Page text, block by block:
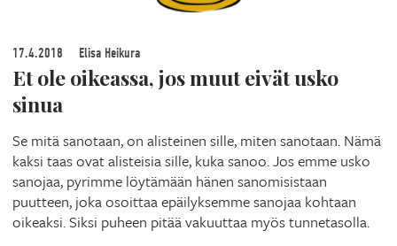
17.4.2018 Elisa Heikura
Et ole oikeassa, jos muut eivät usko
sinua
Se mitä sanotaan, on alisteinen sille, miten sanotaan. Nämä
kaksi taas ovat alisteisia sille, kuka sanoo. Jos emme usko
sanojaa, pyrimme löytämään hänen sanomisistaan
puutteen, joka osoittaa epäilyksemme sanojaa kohtaan
oikeaksi. Siksi puheen pitää vakuuttaa myös tunnetasolla.